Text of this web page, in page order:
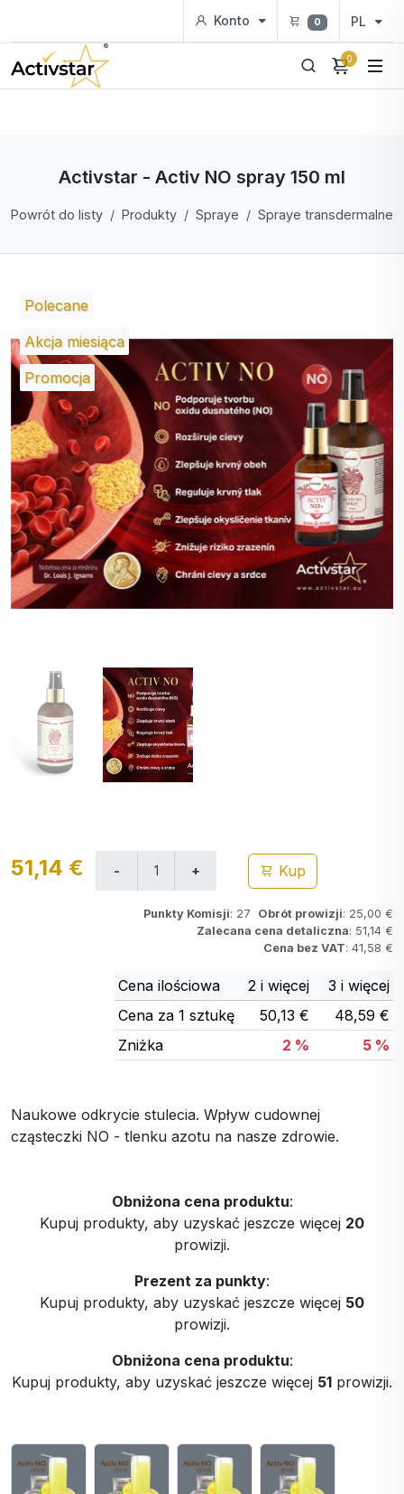
Konto 0 PL
0
Activstar - Activ NO spray 150 ml
Powrót do listy Produkty Spraye Spraye transdermalne
Polecane
Akcja miesiąca
Promocja
51,14 € Kup
Punkty Komisji: 27 Obrót prowizji: 25,00 €
Zalecana cena detaliczna: 51,14 €
Cena bez VAT: 41,58 €
Cena ilościowa 2 i więcej
3 i więcej
Cena za 1 sztukę
50,13 €
48,59 €
Zniżka
2 % 5 %
Naukowe odkrycie stulecia. Wpływ cudownej
cząsteczki NO - tlenku azotu na nasze zdrowie.
Obniżona cena produktu:
Kupuj produkty, aby uzyskać jeszcze więcej 20
prowizji.
Prezent za punkty:
Kupuj produkty, aby uzyskać jeszcze więcej 50
prowizji.
Obniżona cena produktu:
Kupuj produkty, aby uzyskać jeszcze więcej 51 prowizji.